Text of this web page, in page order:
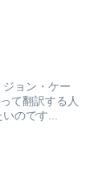
ョン・ケー
のです...